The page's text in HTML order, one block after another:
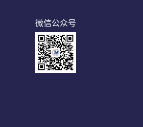
微信公众号